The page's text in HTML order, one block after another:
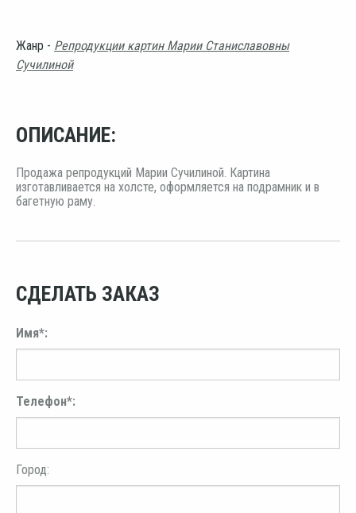
Жанр - Репродукции картин Марии Станиславовны
Сучилиной
ОПИСАНИЕ:
Продажа репродукций Марии Сучилиной. Картина
изготавливается на холсте, оформляется на подрамник и в
багетную раму.
СДЕЛАТЬ ЗАКАЗ
Имя*:
Телефон*:
Город: